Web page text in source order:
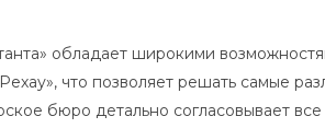
обладает широкими
что позволяет решать самые
бюро детально согласовывает